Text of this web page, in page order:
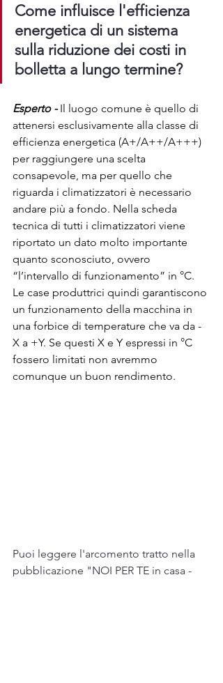
Come influisce l'efficienza
energetica di un sistema
sulla riduzione dei costi in
bolletta a lungo termine?
Esperto - Il luogo comune è quello di
attenersi esclusivamente alla classe di
efficienza energetica (A+/A++/A+++)
per raggiungere una scelta
consapevole, ma per quello che
riguarda i climatizzatori è necessario
andare più a fondo. Nella scheda
tecnica di tutti i climatizzatori viene
riportato un dato molto importante
quanto sconosciuto, ovvero
“l’intervallo di funzionamento” in °C.
Le case produttrici quindi garantiscono
un funzionamento della macchina in
una forbice di temperature che va da -
X a +Y. Se questi X e Y espressi in °C
fossero limitati non avremmo
comunque un buon rendimento.
Puoi leggere l'arcomento tratto nella
pubblicazione "NOI PER TE in casa -